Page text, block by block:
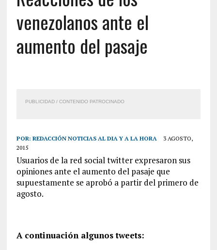
venezolanos ante el
aumento del pasaje
PUBLICIDAD / CONTENIDO PATROCINADO
POR: REDACCIÓN NOTICIAS AL DIA Y A LA HORA
3 AGOSTO,
2015
Usuarios de la red social twitter expresaron sus
opiniones ante el aumento del pasaje que
supuestamente se aprobó a partir del primero de
agosto.
A continuación algunos tweets: